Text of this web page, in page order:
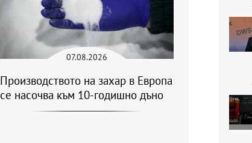
07.08.2026
Производството на захар в Европа
се насочва към 10-годишно дъно